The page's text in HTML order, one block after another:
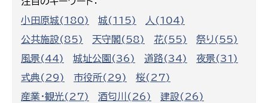
小田原城(180)
城(115)
人(104)
公共施設(85)
天守閣(58) 花(55)
祭り(55)
風景(44)
城址公園(36) 道路(34)
夜景(31)
式典(29)
市役所(29)
桜(27)
産業・観光(27)
酒匂川(26)
建設(26)